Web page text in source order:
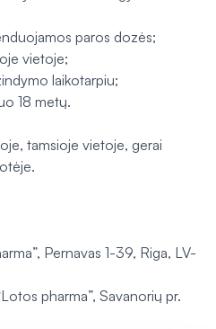
paros dozės;
vietoje;
laikotarpiu;
18 metų.
tamsioje vietoje, gerai
Pernavas 1-39, Riga, LV-
pharma”, Savanorių pr.